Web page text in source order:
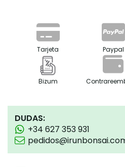
Tarjeta Paypal
Bizum
DUDAS:
+34 627 353 931